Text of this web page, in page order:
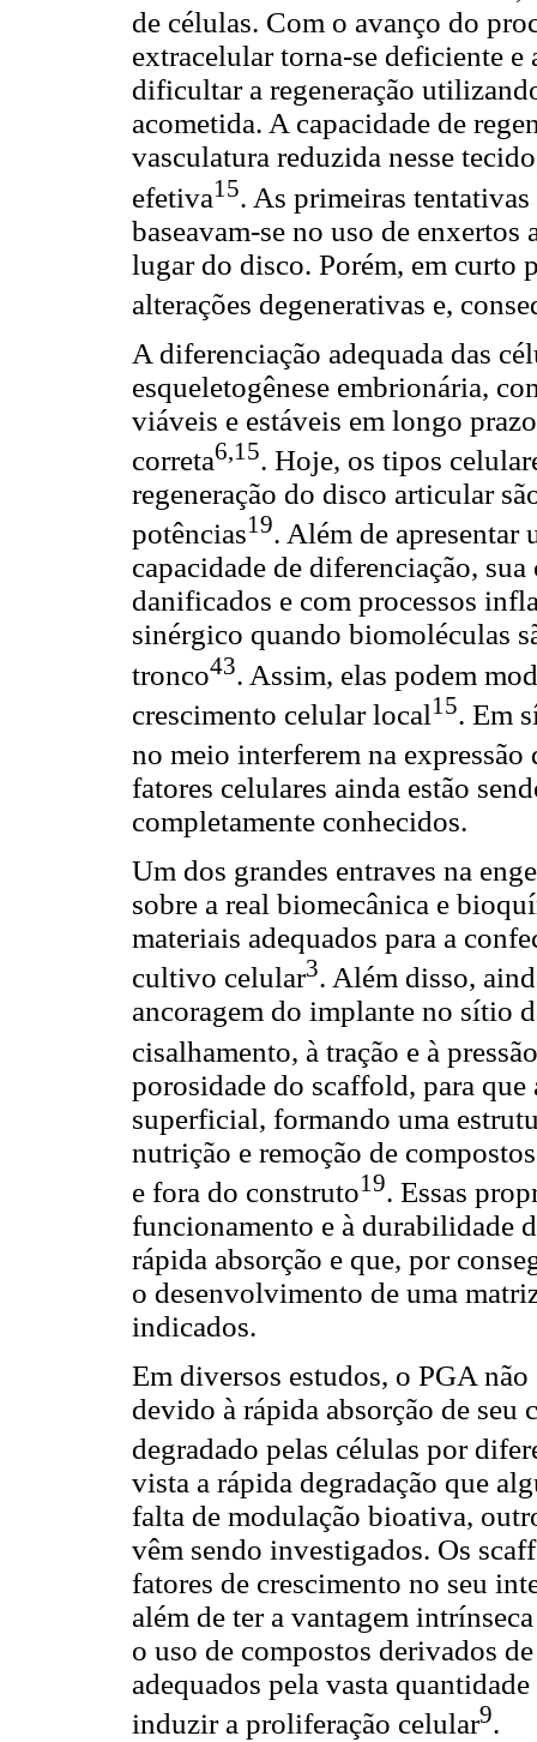
de células. Com o avanço do
extracelular torna-se deficiente
dificultar a regeneração
acometida. A capacidade de
vasculatura reduzida nesse
efetiva15. As primeiras
baseavam-se no uso de
lugar do disco. Porém, em curto
alterações degenerativas e,
A diferenciação adequada das
esqueletogênese embrionária,
viáveis e estáveis em longo
correta6,15. Hoje, os tipos
regeneração do disco articular
potências19. Além de apresentar
capacidade de diferenciação,
danificados e com processos
sinérgico quando biomoléculas
tronco43. Assim, elas podem
crescimento celular local15. Em
no meio interferem na
fatores celulares ainda estão
completamente conhecidos.
Um dos grandes entraves na
sobre a real biomecânica e
materiais adequados para a
cultivo celular3. Além disso,
ancoragem do implante no sítio
cisalhamento, à tração e à pressão
porosidade do scaffold, para que
superficial, formando uma
nutrição e remoção de
e fora do construto19. Essas
funcionamento e à durabilidade
rápida absorção e que, por
o desenvolvimento de uma
indicados.
Em diversos estudos, o PGA
devido à rápida absorção de seu
degradado pelas células por
vista a rápida degradação que
falta de modulação bioativa,
vêm sendo investigados. Os
fatores de crescimento no seu
além de ter a vantagem
o uso de compostos derivados
adequados pela vasta
induzir a proliferação celular9.